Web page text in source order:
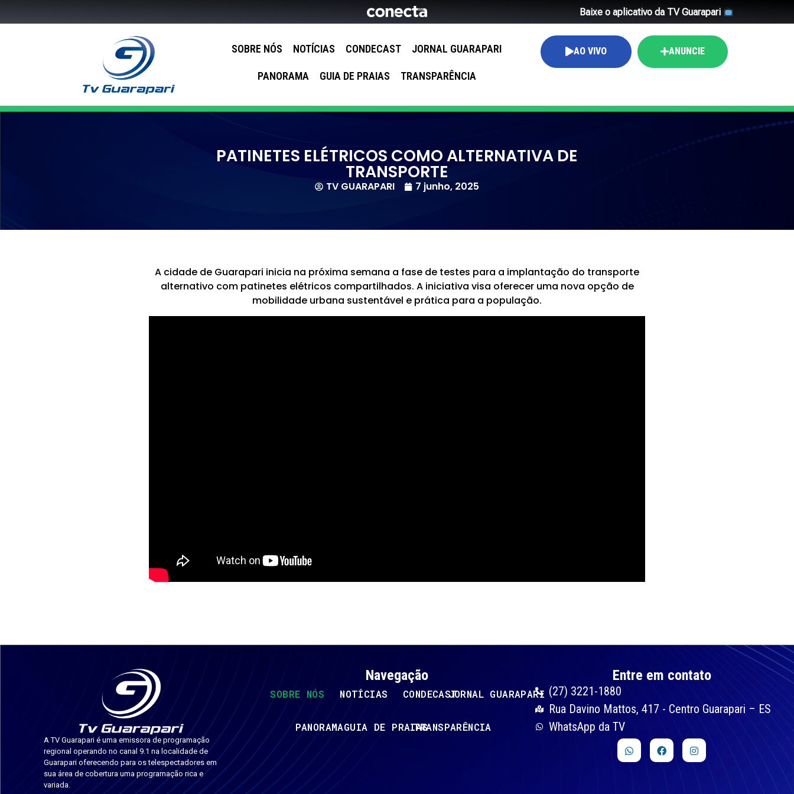
Baixe o aplicativo da TV Guarapari
SOBRE NÓS NOTÍCIAS CONDECAST JORNAL GUARAPARI
PANORAMA GUIA DE PRAIAS TRANSPARÊNCIA
AO VIVO ANUNCIE
PATINETES ELÉTRICOS COMO ALTERNATIVA DE
TRANSPORTE
TV GUARAPARI 7 junho, 2025
A cidade de Guarapari inicia na próxima semana a fase de testes para a implantação do transporte
alternativo com patinetes elétricos compartilhados. A iniciativa visa oferecer uma nova opção de
mobilidade urbana sustentável e prática para a população.
A TV Guarapari é uma emissora de programação
regional operando no canal 9.1 na localidade de
Guarapari oferecendo para os telespectadores em
sua área de cobertura uma programação rica e
variada.
Navegação
SOBRE NÓS NOTÍCIAS CONDECASTJORNAL GUARAPARI
PANORAMAGUIA DE PRAIASTRANSPARÊNCIA
Entre em contato
(27) 3221-1880
Rua Davino Mattos, 417 - Centro Guarapari – ES
WhatsApp da TV